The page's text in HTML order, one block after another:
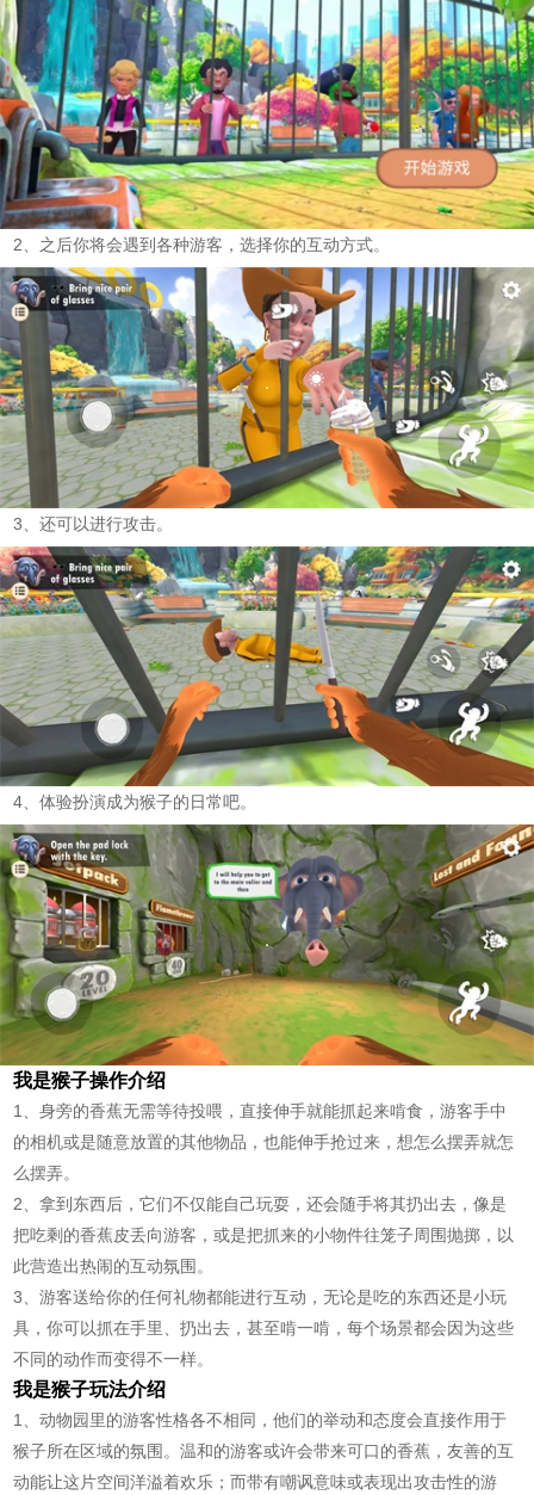
2、之后你将会遇到各种游客，选择你的互动方式。
3、还可以进行攻击。
4、体验扮演成为猴子的日常吧。
我是猴子操作介绍
1、身旁的香蕉无需等待投喂，直接伸手就能抓起来啃食，游客手中
的相机或是随意放置的其他物品，也能伸手抢过来，想怎么摆弄就怎
么摆弄。
2、拿到东西后，它们不仅能自己玩耍，还会随手将其扔出去，像是
把吃剩的香蕉皮丢向游客，或是把抓来的小物件往笼子周围抛掷，以
此营造出热闹的互动氛围。
3、游客送给你的任何礼物都能进行互动，无论是吃的东西还是小玩
具，你可以抓在手里、扔出去，甚至啃一啃，每个场景都会因为这些
不同的动作而变得不一样。
我是猴子玩法介绍
1、动物园里的游客性格各不相同，他们的举动和态度会直接作用于
猴子所在区域的氛围。温和的游客或许会带来可口的香蕉，友善的互
动能让这片空间洋溢着欢乐；而带有嘲讽意味或表现出攻击性的游